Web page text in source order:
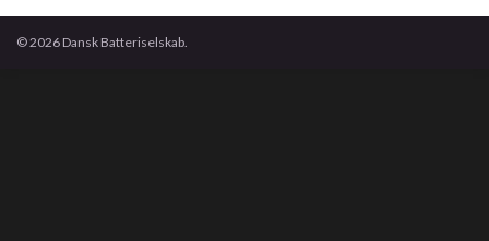
© 2026 Dansk Batteriselskab.